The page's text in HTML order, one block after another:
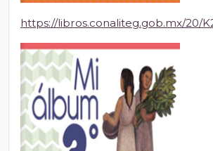
https://libros.conaliteg.gob.mx/20/